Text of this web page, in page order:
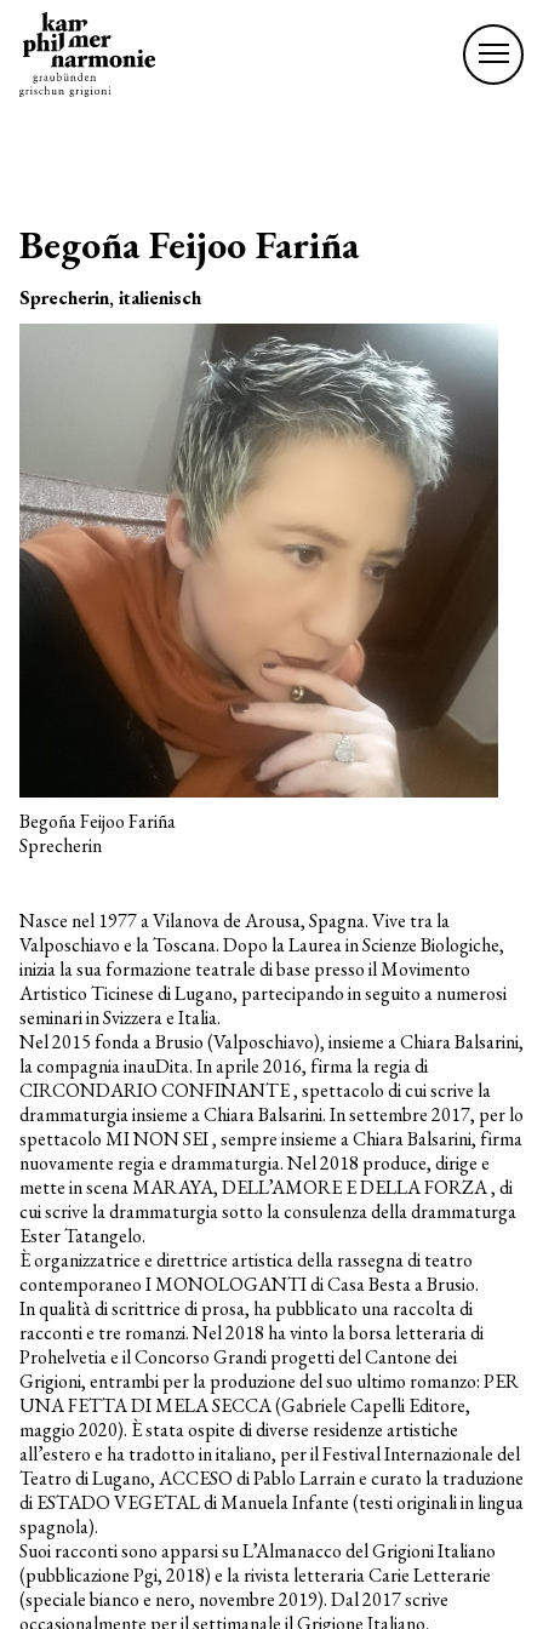
Offene Stellen
Chefdirigent
Musiker*innen
Geschäftsstelle
Dabei sein
Verein
Unterstützung Kinderprojekte
Perkussions-Patenschaft
Partner und Förderer
Begoña Feijoo Fariña
Sprecherin, italienisch
Begoña Feijoo Fariña
Sprecherin
Nasce nel 1977 a Vilanova de Arousa, Spagna. Vive tra la
Valposchiavo e la Toscana. Dopo la Laurea in Scienze Biologiche,
inizia la sua formazione teatrale di base presso il Movimento
Artistico Ticinese di Lugano, partecipando in seguito a numerosi
seminari in Svizzera e Italia.
Nel 2015 fonda a Brusio (Valposchiavo), insieme a Chiara Balsarini,
la compagnia inauDita. In aprile 2016, firma la regia di
CIRCONDARIO CONFINANTE , spettacolo di cui scrive la
drammaturgia insieme a Chiara Balsarini. In settembre 2017, per lo
spettacolo MI NON SEI , sempre insieme a Chiara Balsarini, firma
nuovamente regia e drammaturgia. Nel 2018 produce, dirige e
mette in scena MARAYA, DELL’AMORE E DELLA FORZA , di
cui scrive la drammaturgia sotto la consulenza della drammaturga
Ester Tatangelo.
È organizzatrice e direttrice artistica della rassegna di teatro
contemporaneo I MONOLOGANTI di Casa Besta a Brusio.
In qualità di scrittrice di prosa, ha pubblicato una raccolta di
racconti e tre romanzi. Nel 2018 ha vinto la borsa letteraria di
Prohelvetia e il Concorso Grandi progetti del Cantone dei
Grigioni, entrambi per la produzione del suo ultimo romanzo: PER
UNA FETTA DI MELA SECCA (Gabriele Capelli Editore,
maggio 2020). È stata ospite di diverse residenze artistiche
all’estero e ha tradotto in italiano, per il Festival Internazionale del
Teatro di Lugano, ACCESO di Pablo Larrain e curato la traduzione
di ESTADO VEGETAL di Manuela Infante (testi originali in lingua
spagnola).
Suoi racconti sono apparsi su L’Almanacco del Grigioni Italiano
(pubblicazione Pgi, 2018) e la rivista letteraria Carie Letterarie
(speciale bianco e nero, novembre 2019). Dal 2017 scrive
occasionalmente per il settimanale il Grigione Italiano.